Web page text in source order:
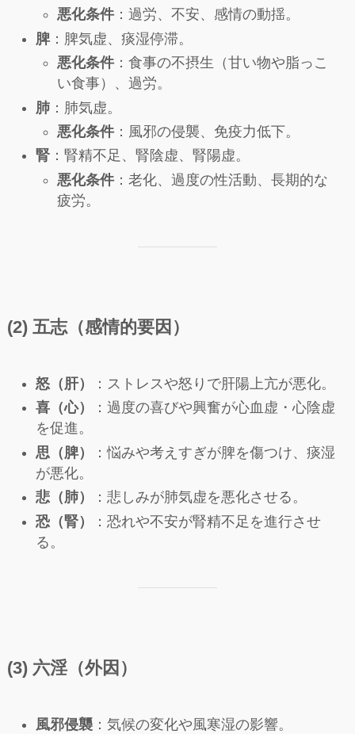
悪化条件：過労、不安、感情の動揺。
脾：脾気虚、痰湿停滞。
悪化条件：食事の不摂生（甘い物や脂っこ
い食事）、過労。
肺：肺気虚。
悪化条件：風邪の侵襲、免疫力低下。
腎：腎精不足、腎陰虚、腎陽虚。
悪化条件：老化、過度の性活動、長期的な
疲労。
(2) 五志（感情的要因）
怒（肝）
：ストレスや怒りで肝陽上亢が悪化。
喜（心）
：過度の喜びや興奮が心血虚・心陰虚
を促進。
思（脾）
：悩みや考えすぎが脾を傷つけ、痰湿
が悪化。
悲（肺）
：悲しみが肺気虚を悪化させる。
恐（腎）
：恐れや不安が腎精不足を進行させ
る。
(3) 六淫（外因）
風邪侵襲：気候の変化や風寒湿の影響。